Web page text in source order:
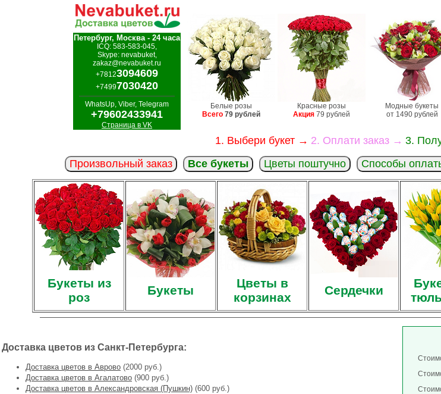
Петербург, Москва - 24 часа
ICQ: 583-583-045,
Skype: nevabuket,
zakaz@nevabuket.ru
+78123094609
+74997030420
WhatsUp, Viber, Telegram
+79602433941
Страница в VK
Белые розы
Всего 79 рублей
Красные розы
Акция 79 рублей
Модные букеты
от 1490 рублей
1. Выбери букет → 2. Оплати заказ → 3.
Произвольный заказ
Все букеты Цветы поштучно Способы
Букеты из
роз
Букеты
Цветы в
корзинах
Сердечки
Доставка цветов из Санкт-Петербурга:
Доставка цветов в Аврово (2000 руб.)
Доставка цветов в Агалатово (900 руб.)
Доставка цветов в Александровская (Пушкин) (600 руб.)